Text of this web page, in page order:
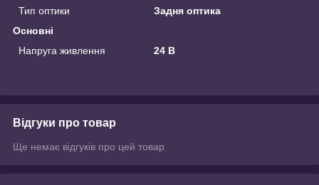
Тип оптики
Задня оптика
Основні
Напруга живлення
24 В
Відгуки про товар
Ще немає відгуків про цей товар